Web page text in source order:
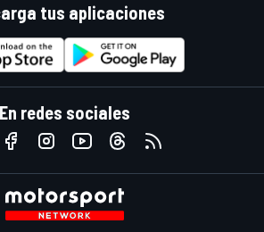
tus aplicaciones
En redes sociales